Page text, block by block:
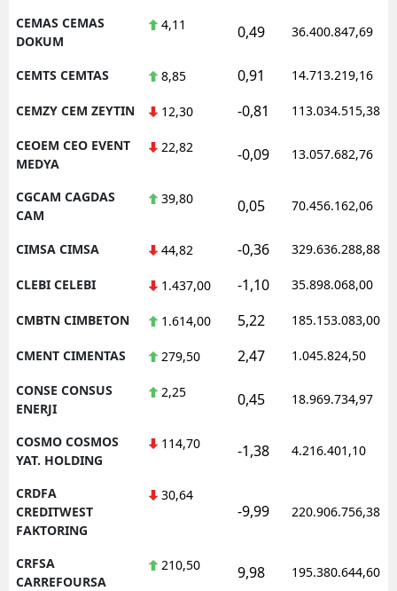
CEMAS CEMAS
DOKUM
4,11 0,49 36.400.847,69
CEMTS CEMTAS 8,85 0,91 14.713.219,16
CEMZY CEM ZEYTIN 12,30 -0,81 113.034.515,38
CEOEM CEO EVENT
MEDYA
22,82 -0,09 13.057.682,76
CGCAM CAGDAS
CAM
39,80 0,05 70.456.162,06
CIMSA CIMSA 44,82 -0,36 329.636.288,88
CLEBI CELEBI 1.437,00 -1,10 35.898.068,00
CMBTN CIMBETON 1.614,00 5,22 185.153.083,00
CMENT CIMENTAS 279,50 2,47 1.045.824,50
CONSE CONSUS
ENERJI
2,25 0,45 18.969.734,97
COSMO COSMOS
YAT. HOLDING
114,70 -1,38 4.216.401,10
CRDFA
CREDITWEST
FAKTORING
30,64
-9,99 220.906.756,38
CRFSA
CARREFOURSA
210,50 9,98 195.380.644,60